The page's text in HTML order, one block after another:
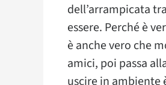
dell’arrampicata
essere. Perché è
è anche vero che
amici, poi passa
uscire in ambiente